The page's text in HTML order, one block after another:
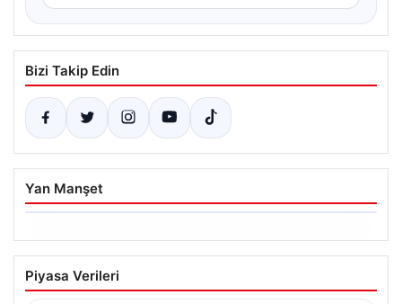
Bizi Takip Edin
Yan Manşet
05.08.2026
Yatırım araçlarının haftalık performansı
nasıl oldu?
Piyasa Verileri